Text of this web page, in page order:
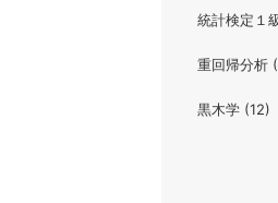
統計検定１
重回帰分析
黒木学 (12)